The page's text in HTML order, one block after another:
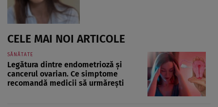
CELE MAI NOI ARTICOLE
SĂNĂTATE
Legătura dintre endometrioză și
cancerul ovarian. Ce simptome
recomandă medicii să urmărești